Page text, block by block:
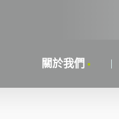
關於我們